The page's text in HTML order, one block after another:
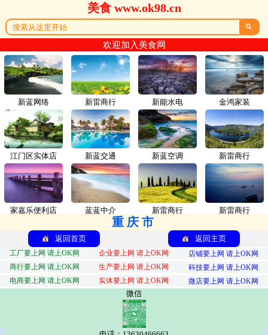
美食 www.ok98.cn

欢迎加入美食网
新蓝网络 新雷商行
江门区实体店 新蓝交通
家嘉乐便利店 蓝蓝中介
新能水电 金鸿家装
新蓝空调 新雷商行
新雷商行 新雷商行
重庆市
返回首页 返回主页
工厂要上网 请上OK网 企业要上网 请上OK网
店铺要上网 请上OK网
商行要上网 请上OK网
生产要上网 请上OK网
科技要上网 请上OK网
电商要上网 请上OK网
实体要上网 请上OK网 微店要上网 请上OK网
微信